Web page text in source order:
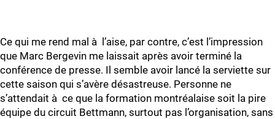
Ce qui me rend mal à l’aise, par contre, c’est l’impression
que Marc Bergevin me laissait après avoir terminé la
conférence de presse. Il semble avoir lancé la serviette sur
cette saison qui s’avère désastreuse. Personne ne
s’attendait à ce que la formation montréalaise soit la pire
équipe du circuit Bettmann, surtout pas l’organisation, sans